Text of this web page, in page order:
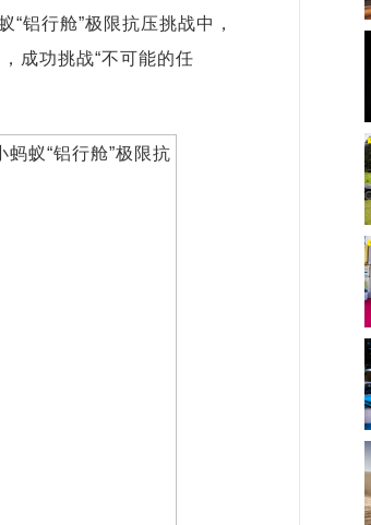
铝行舱”极限抗压挑战中，
成功挑战“不可能的任